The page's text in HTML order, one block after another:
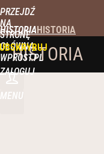
PRZEJDŹ
NA
STRONĘ
GŁÓWNĄ
WPROST.PL
HISTORIA
ZALOGUJ
MENU
HISTORIA